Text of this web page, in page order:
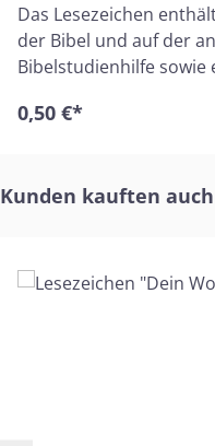
Das Lesezeichen
der Bibel und auf der
Bibelstudienhilfe sowie
Bibellesebund
wiederzufinden und
schneller
0,50 €*
Produktgalerie
Kunden kauften auch